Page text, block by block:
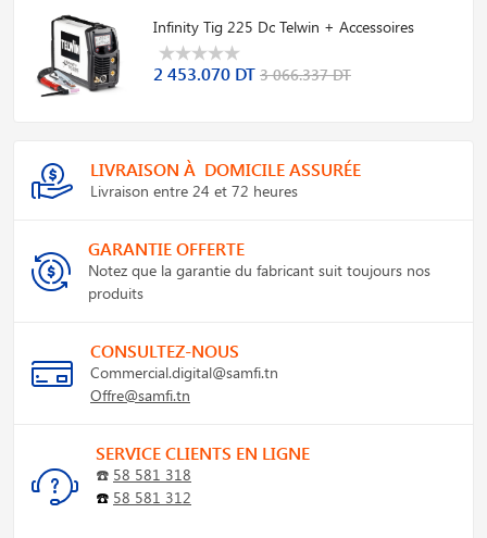
Infinity Tig 225 Dc Telwin + Accessoires
2 453.070 DT 3 066.337 DT
LIVRAISON À DOMICILE ASSURÉE
Livraison entre 24 et 72 heures
GARANTIE OFFERTE
Notez que la garantie du fabricant suit toujours nos
produits
CONSULTEZ-NOUS
Commercial.digital@samfi.tn
Offre@samfi.tn
SERVICE CLIENTS EN LIGNE
☎️ 58 581 318
☎️ 58 581 312